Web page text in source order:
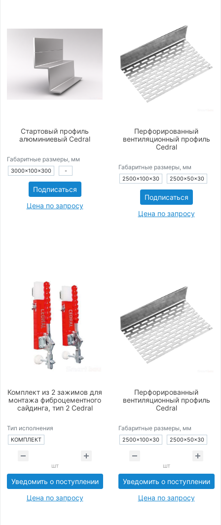
Стартовый профиль
алюминиевый Cedral
Габаритные размеры, мм
3000×100×300 -
Подписаться
Цена по запросу
Перфорированный
вентиляционный профиль
Cedral
Габаритные размеры, мм
2500×100×30 2500×50×30
Подписаться
Цена по запросу
Комплект из 2 зажимов для
монтажа фиброцементного
сайдинга, тип 2 Cedral
Тип исполнения
КОМПЛЕКТ
шт
Уведомить о поступлении
Цена по запросу
Перфорированный
вентиляционный профиль
Cedral
Габаритные размеры, мм
2500×100×30 2500×50×30
шт
Уведомить о поступлении
Цена по запросу